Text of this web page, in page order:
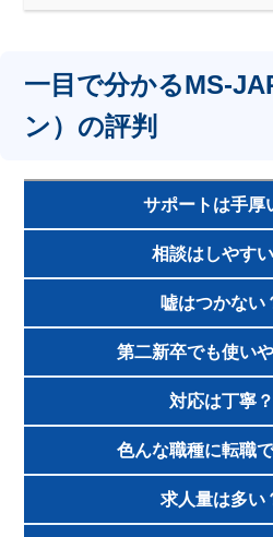
一目で分かるMS-
ン）の評判
サポートは手厚
相談はしやす
嘘はつかない
第二新卒でも使い
対応は丁寧？
色んな職種に転職
求人量は多い